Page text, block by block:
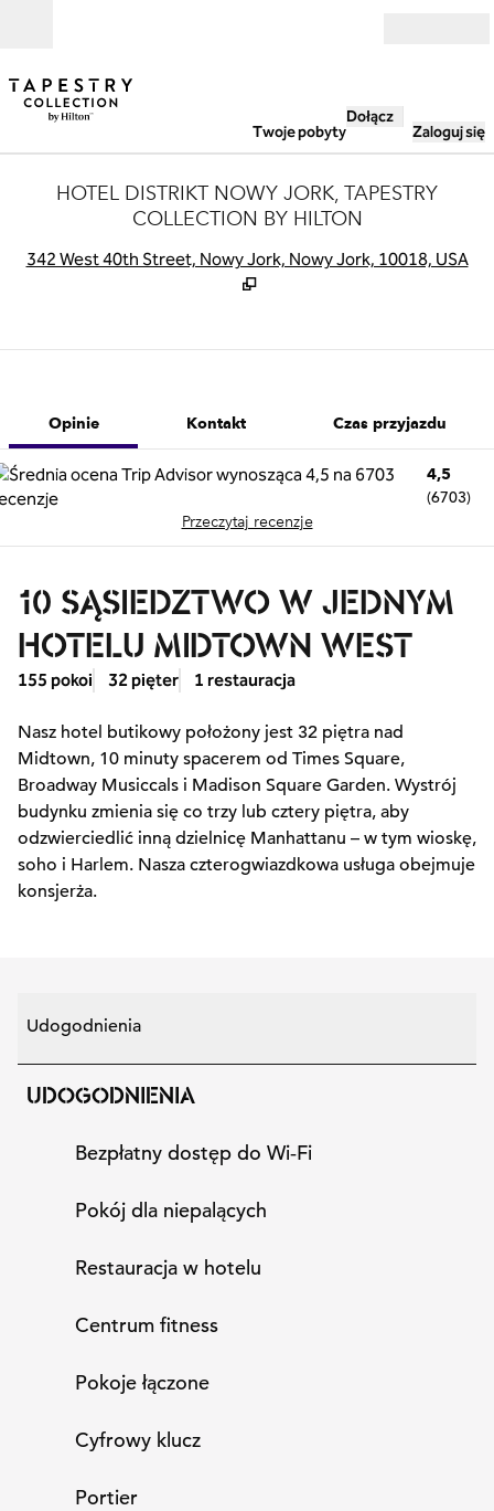
Twoje pobyty
Dołącz
Zaloguj się
HOTEL DISTRIKT NOWY JORK, TAPESTRY
COLLECTION BY HILTON
342 West 40th Street, Nowy Jork, Nowy Jork, 10018, USA
Opinie Kontakt Czas przyjazdu
4,5
(6703)
Przeczytaj recenzje
10 SĄSIEDZTWO W JEDNYM
HOTELU MIDTOWN WEST
155 pokoi 32 pięter 1 restauracja
Nasz hotel butikowy położony jest 32 piętra nad
Midtown, 10 minuty spacerem od Times Square,
Broadway Musiccals i Madison Square Garden. Wystrój
budynku zmienia się co trzy lub cztery piętra, aby
odzwierciedlić inną dzielnicę Manhattanu – w tym wioskę,
soho i Harlem. Nasza czterogwiazdkowa usługa obejmuje
konsjerża.
Udogodnienia
UDOGODNIENIA
Bezpłatny dostęp do Wi‑Fi
Pokój dla niepalących
Restauracja w hotelu
Centrum fitness
Pokoje łączone
Cyfrowy klucz
Portier